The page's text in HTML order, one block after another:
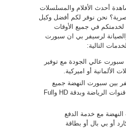
أحدث الأفلام والمسلسلات
نحن نوفر لكم أفضل وكيل
لخدمتكم في جميع الأوقات
لرسيفر بي ان سبورت
التالية:
سبورت عالي الجودة مع توفير
الألمانية أو اميركية.
بين سبورت النهضة جميع
القنوات وتدعم كافة قنوات الرياضة وبدقة HD وFull
مع خدمة الدفع
أو بي بال أو بطاقة